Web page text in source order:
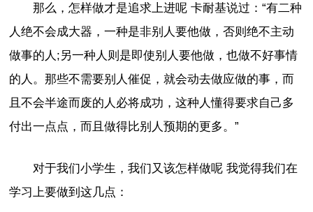
那么，怎样做才是追求上进呢 卡耐基说过：“有二种
人绝不会成大器，一种是非别人要他做，否则绝不主动
做事的人;另一种人则是即使别人要他做，也做不好事情
的人。那些不需要别人催促，就会动去做应做的事，而
且不会半途而废的人必将成功，这种人懂得要求自己多
付出一点点，而且做得比别人预期的更多。”
对于我们小学生，我们又该怎样做呢 我觉得我们在
学习上要做到这几点：